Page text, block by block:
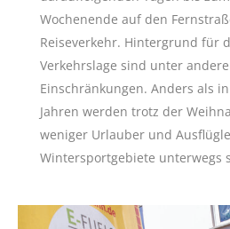
Wochenende auf den
Reiseverkehr. Hintergrund für
Verkehrslage sind unter
Einschränkungen. Anders als
Jahren werden trotz der
weniger Urlauber und
Wintersportgebiete unterwegs